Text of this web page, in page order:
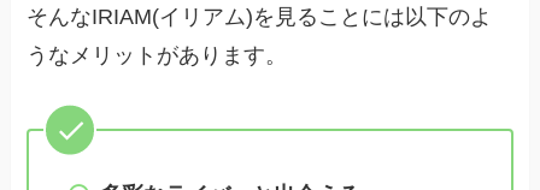
そんなIRIAM(イリアム)を見ることには以下のよ
うなメリットがあります。